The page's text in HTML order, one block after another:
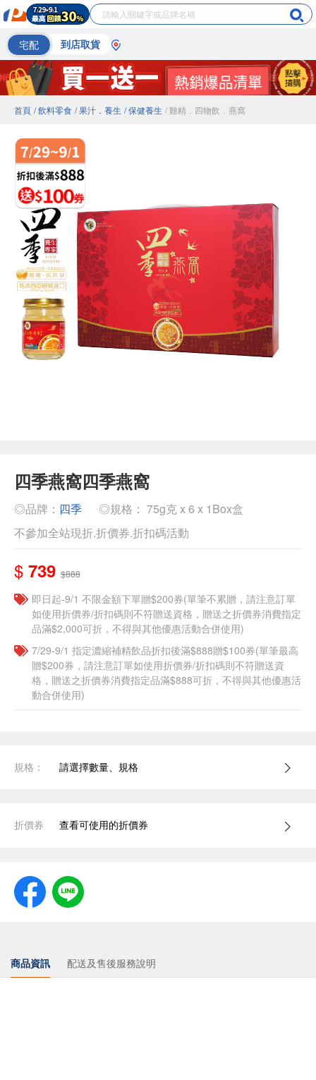
宅配 到店取貨
首頁 / 飲料零食 / 果汁．養生 / 保健養生 / 雞精．四物飲．燕窩
四季燕窩四季燕窩
◎品牌： 四季
◎規格： 75g克 x 6 x 1Box盒
不參加全站現折.折價券.折扣碼活動
$ 739 $888
即日起-9/1 不限金額下單贈$200券(單筆不累贈，請注意訂單
如使用折價券/折扣碼則不符贈送資格，贈送之折價券消費指定
品滿$2,000可折，不得與其他優惠活動合併使用)
7/29-9/1 指定濃縮補精飲品​折扣後滿$888贈$100券(單筆最高
贈$200券，請注意訂單如使用折價券/折扣碼則不符贈送資
格，贈送之折價券消費指定品滿$888可折，不得與其他優惠活
動合併使用)
規格： 請選擇數量、規格
折價券 查看可使用的折價券
商品資訊 配送及售後服務說明